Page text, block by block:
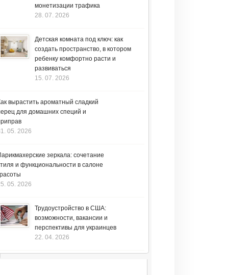
монетизации трафика
28. 07. 2026
Детская комната под ключ: как
создать пространство, в котором
ребенку комфортно расти и
развиваться
15. 07. 2026
вырастить ароматный сладкий
для домашних специй и
05. 2026
зеркала: сочетание
и функциональности в салоне
05. 2026
Трудоустройство в США:
возможности, вакансии и
перспективы для украинцев
22. 04. 2026